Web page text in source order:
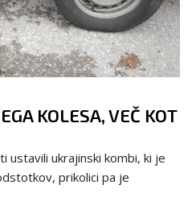
KOLESA, VEČ KOT
ustavili ukrajinski kombi, ki je
prikolici pa je